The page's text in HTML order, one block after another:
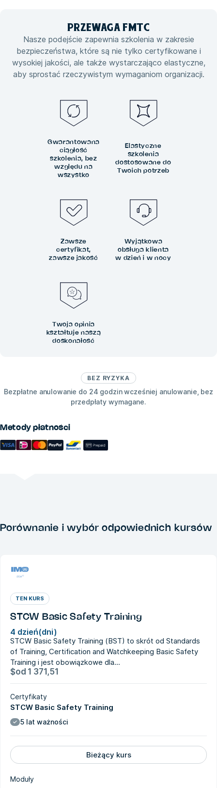
BEZ RYZYKA
Bezpłatne anulowanie do 24 godzin wcześniej anulowanie, bez
przedpłaty wymagane.
Metody płatności
PRZEWAGA FMTC
Nasze podejście zapewnia szkolenia w zakresie
bezpieczeństwa, które są nie tylko certyfikowane i
wysokiej jakości, ale także wystarczająco elastyczne,
aby sprostać rzeczywistym wymaganiom organizacji.
Gwarantowana
ciągłość
szkolenia, bez
względu na
wszystko
Elastyczne
szkolenia
dostosowane do
Twoich potrzeb
Zawsze
certyfikat,
zawsze jakość
Wyjątkowa
obsługa klienta
w dzień i w nocy
Twoja opinia
kształtuje naszą
doskonałość
Porównanie i wybór odpowiednich kursów
TEN KURS
STCW Basic Safety Training
4 dzień(dni)
STCW Basic Safety Training (BST) to skrót od Standards
of Training, Certification and Watchkeeping Basic Safety
Training i jest obowiązkowe dla...
$od 1 371,51
Certyfikaty
STCW Basic Safety Training
5 lat ważności
Bieżący kurs
Moduły